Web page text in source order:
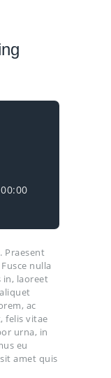
00:00
Praesent
nulla
laoreet
ac
felis vitae
urna, in
eu
amet quis